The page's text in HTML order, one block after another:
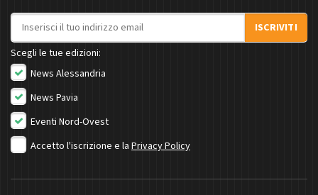
Indirizzo email
ISCRIVITI
Scegli le tue edizioni:
News Alessandria
News Pavia
Eventi Nord-Ovest
Accetto l'iscrizione e la Privacy Policy